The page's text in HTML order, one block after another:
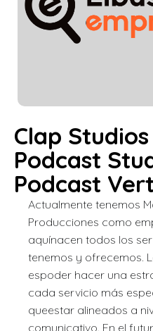
Clap
Podcast
Podcast
Actualmente tenemos
Producciones como
aquínacen todos los
tenemos y ofrecemos.
espoder hacer una
cada servicio más
queestar alineados a
comunicativo. En el